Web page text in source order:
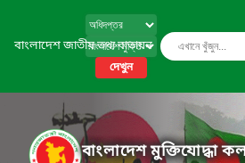
বাংলাদেশ জাতীয় তথ্য বাতায়ন
দেখুন
বাংলাদেশ মুক্তিযোদ্ধা